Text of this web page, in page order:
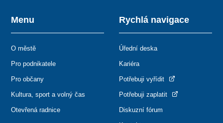
Menu
O městě
Pro podnikatele
Pro občany
Kultura, sport a volný čas
Otevřená radnice
Rychlá navigace
Úřední deska
Kariéra
Potřebuji vyřídit
Potřebuji zaplatit
Diskuzní fórum